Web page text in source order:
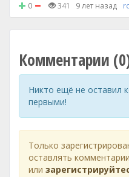
0 341 9 лет назад
Комментарии
Никто ещё не оставил
первыми!
Только
оставлять
или